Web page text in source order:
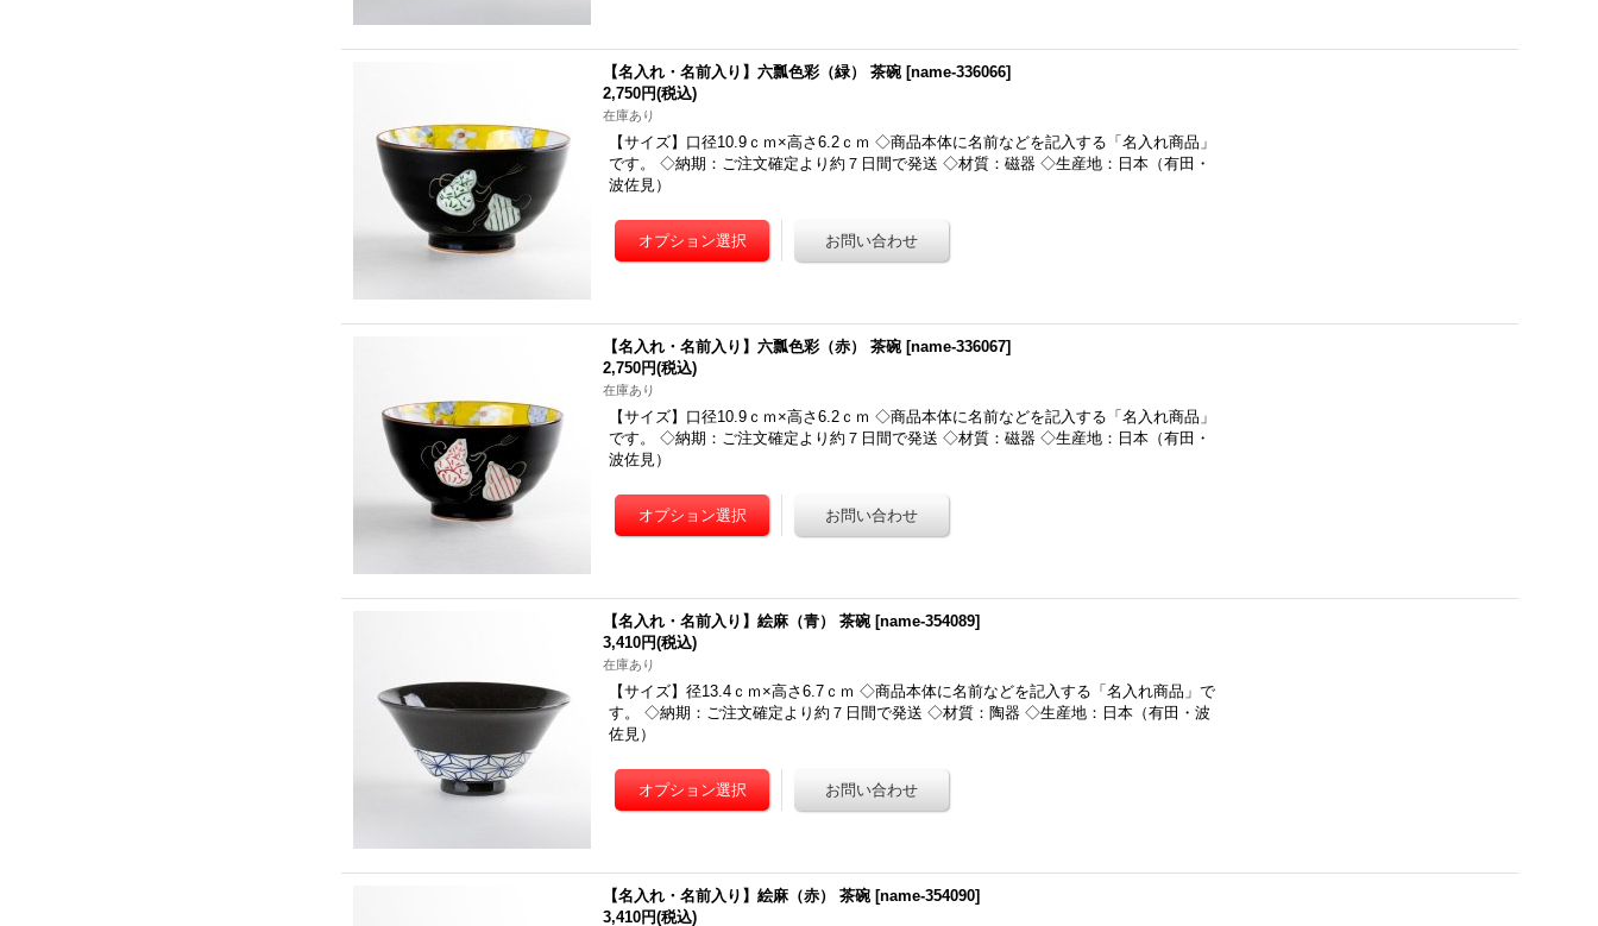
【名入れ・名前入り】六瓢色彩（緑） 茶碗 [name-336066]
2,750円(税込)
在庫あり
【サイズ】口径10.9ｃｍ×高さ6.2ｃｍ ◇商品本体に名前などを記入する「名入れ商品」
です。 ◇納期：ご注文確定より約７日間で発送 ◇材質：磁器 ◇生産地：日本（有田・
波佐見）
【名入れ・名前入り】六瓢色彩（赤） 茶碗 [name-336067]
2,750円(税込)
在庫あり
【サイズ】口径10.9ｃｍ×高さ6.2ｃｍ ◇商品本体に名前などを記入する「名入れ商品」
です。 ◇納期：ご注文確定より約７日間で発送 ◇材質：磁器 ◇生産地：日本（有田・
波佐見）
【名入れ・名前入り】絵麻（青） 茶碗 [name-354089]
3,410円(税込)
在庫あり
【サイズ】径13.4ｃｍ×高さ6.7ｃｍ ◇商品本体に名前などを記入する「名入れ商品」で
す。 ◇納期：ご注文確定より約７日間で発送 ◇材質：陶器 ◇生産地：日本（有田・波
佐見）
【名入れ・名前入り】絵麻（赤） 茶碗 [name-354090]
3,410円(税込)